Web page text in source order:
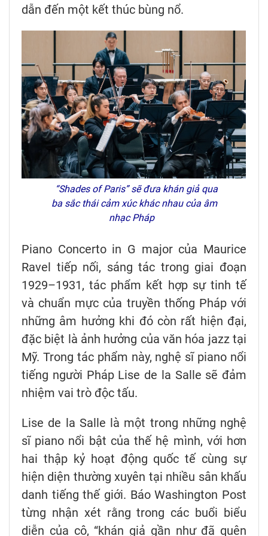
dẫn đến một kết thúc bùng nổ.
“Shades of Paris” sẽ đưa khán giả qua
ba sắc thái cảm xúc khác nhau của âm
nhạc Pháp
Piano Concerto in G major của Maurice
Ravel tiếp nối, sáng tác trong giai đoạn
1929–1931, tác phẩm kết hợp sự tinh tế
và chuẩn mực của truyền thống Pháp với
những âm hưởng khi đó còn rất hiện đại,
đặc biệt là ảnh hưởng của văn hóa jazz tại
Mỹ. Trong tác phẩm này, nghệ sĩ piano nổi
tiếng người Pháp Lise de la Salle sẽ đảm
nhiệm vai trò độc tấu.
Lise de la Salle là một trong những nghệ
sĩ piano nổi bật của thế hệ mình, với hơn
hai thập kỷ hoạt động quốc tế cùng sự
hiện diện thường xuyên tại nhiều sân khấu
danh tiếng thế giới. Báo Washington Post
từng nhận xét rằng trong các buổi biểu
diễn của cô, “khán giả gần như đã quên